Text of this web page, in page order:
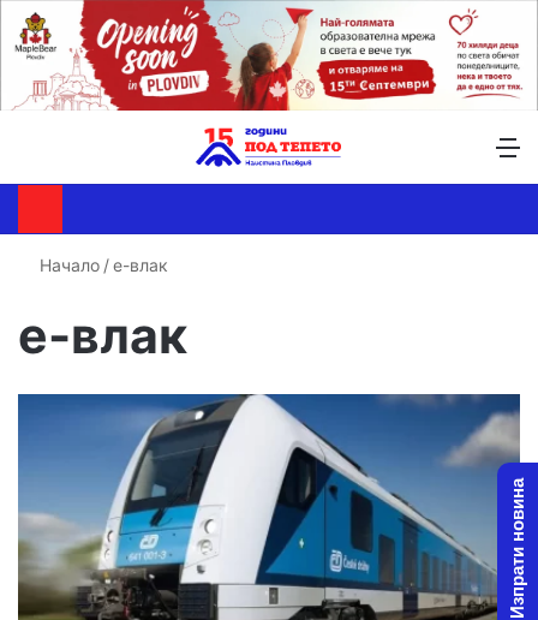
Начало /е-влак
е-влак
Изпрати новина